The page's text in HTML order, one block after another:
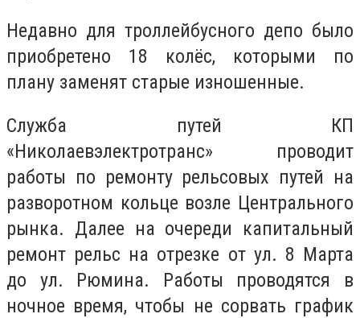
Недавно для троллейбусного депо было
приобретено 18 колёс, которыми по
плану заменят старые изношенные.
Служба путей КП
«Николаевэлектротранс» проводит
работы по ремонту рельсовых путей на
разворотном кольце возле Центрального
рынка. Далее на очереди капитальный
ремонт рельс на отрезке от ул. 8 Марта
до ул. Рюмина. Работы проводятся в
ночное время, чтобы не сорвать график